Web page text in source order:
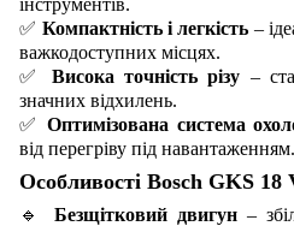
✅ Компактність і легкість –
важкодоступних місцях.
✅
Висока точність різу –
значних відхилень.
✅ Оптимізована система
від перегріву під навантаженням.
Особливості Bosch GKS 18
🔹 Безщітковий двигун–